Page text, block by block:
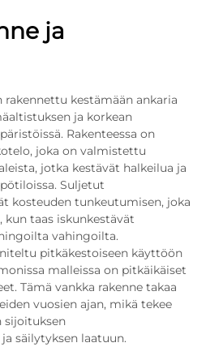
ja
kestämään ankaria
ja korkean
Rakenteessa on
joka on valmistettu
jotka kestävät halkeilua ja
Suljetut
kosteuden tunkeutumisen, joka
taas iskunkestävät
vahingoilta.
pitkäkestoiseen käyttöön
malleissa on pitkäikäiset
Tämä vankka rakenne takaa
vuosien ajan, mikä tekee
sijoituksen
säilytyksen laatuun.